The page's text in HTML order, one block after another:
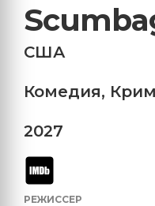
США
Комедия,
2027
РЕЖИССЕР